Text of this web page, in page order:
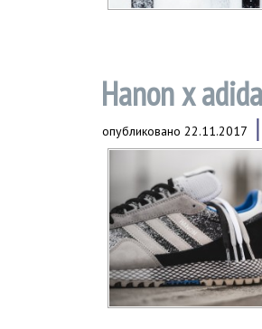
Hanon x
опубликовано 22.11.2017